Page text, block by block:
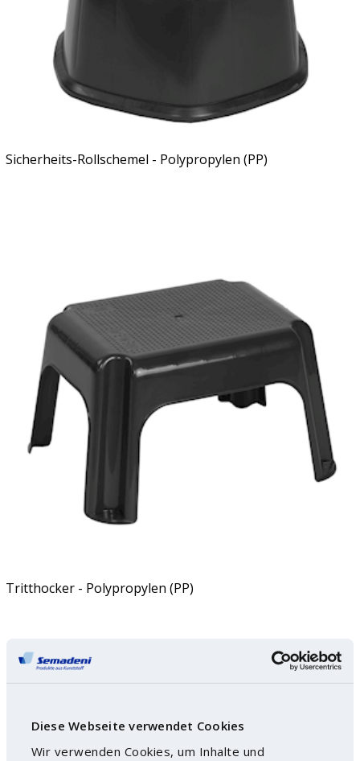
Diese Webseite verwendet Cookies
Wir verwenden Cookies, um Inhalte und
Sicherheits-Rollschemel - Polypropylen (PP)
Tritthocker - Polypropylen (PP)